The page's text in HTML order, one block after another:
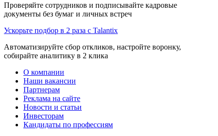
Проверяйте сотрудников и подписывайте кадровые
документы без бумаг и личных встреч
Ускорьте подбор в 2 раза с Talantix
Автоматизируйте сбор откликов, настройте воронку,
собирайте аналитику в 2 клика
О компании
Наши вакансии
Партнерам
Реклама на сайте
Новости и статьи
Инвесторам
Кандидаты по профессиям